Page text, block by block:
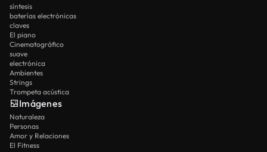
síntesis
baterías electrónicas
claves
El piano
Cinematográfico
suave
electrónica
Ambientes
Strings
Trompeta acústica
Imágenes
Naturaleza
Personas
Amor y Relaciones
El Fitness